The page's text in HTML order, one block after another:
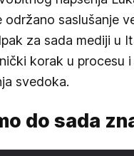
održano saslušanje
za sada mediji u
korak u procesu
svedoka.
do sada